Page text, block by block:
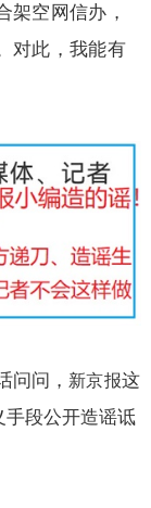
架空网信办，
对此，我能有
问问， 新京报这
手段公开造谣诋